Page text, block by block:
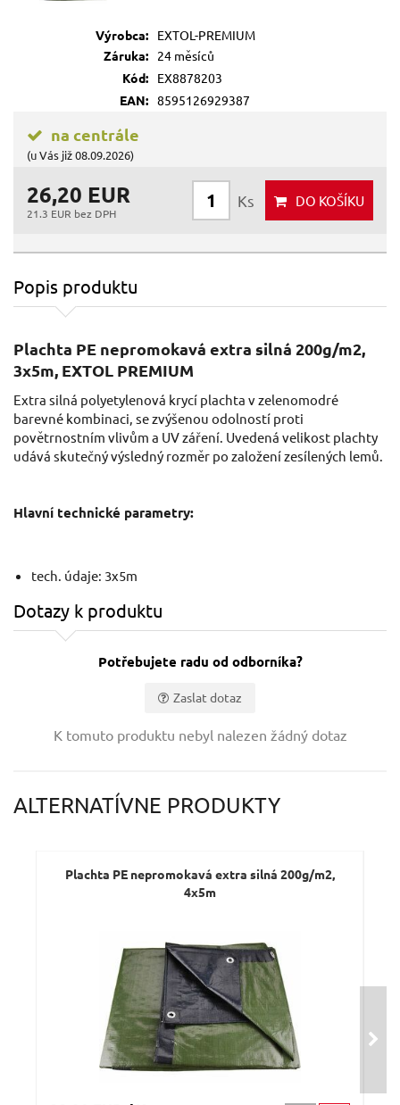
Výrobca:
EXTOL-PREMIUM
Záruka:
24 měsíců
Kód:
EX8878203
EAN: 8595126929387
na centrále
(u Vás již 08.09.2026)
26,20 EUR
21.3 EUR bez DPH
Ks DO KOŠÍKU
Popis produktu
Plachta PE nepromokavá extra silná 200g/m2,
3x5m, EXTOL PREMIUM
Extra silná polyetylenová krycí plachta v zelenomodré
barevné kombinaci, se zvýšenou odolností proti
povětrnostním vlivům a UV záření. Uvedená velikost plachty
udává skutečný výsledný rozměr po založení zesílených lemů.
Hlavní technické parametry:
tech. údaje: 3x5m
Dotazy k produktu
Potřebujete radu od odborníka?
Zaslat dotaz
K tomuto produktu nebyl nalezen žádný dotaz
ALTERNATÍVNE PRODUKTY
Plachta PE nepromokavá extra silná 200g/m2,
4x5m